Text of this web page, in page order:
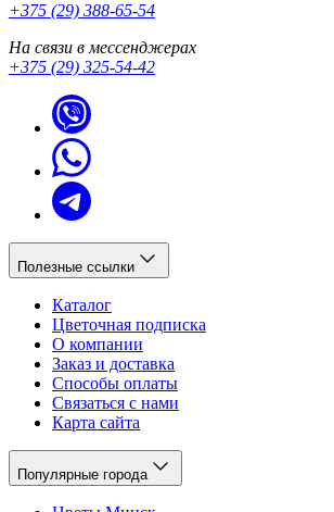
+375 (29) 388-65-54
На связи в мессенджерах
+375 (29) 325-54-42
Полезные ссылки
Каталог
Цветочная подписка
О компании
Заказ и доставка
Способы оплаты
Связаться с нами
Карта сайта
Популярные города